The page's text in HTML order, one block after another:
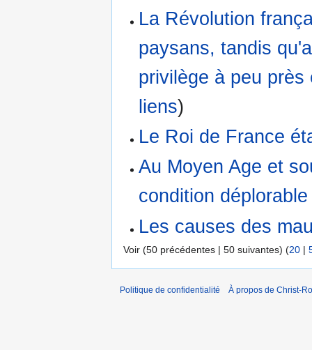
La Révolution
paysans, tandis
privilège à peu
liens)
Le Roi de France
Au Moyen Age et
condition déplorable
Les causes des
Voir (50 précédentes | 50 suivantes) (20 |
Politique de confidentialité À propos de Christ-